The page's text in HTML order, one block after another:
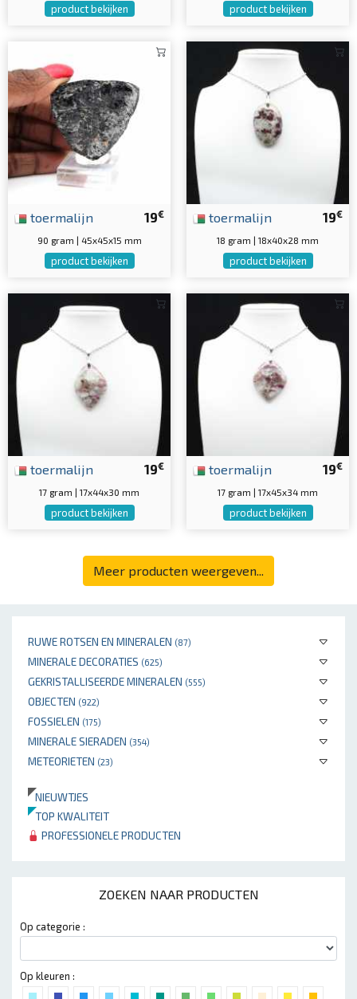
RUWE ROTSEN EN MINERALEN (87)
MINERALE DECORATIES (625)
GEKRISTALLISEERDE MINERALEN (555)
OBJECTEN (922)
FOSSIELEN (175)
MINERALE SIERADEN (354)
METEORIETEN (23)
NIEUWTJES
TOP KWALITEIT
PROFESSIONELE PRODUCTEN
ZOEKEN NAAR PRODUCTEN
Op categorie :
Op kleuren :
product bekijken product bekijken
19€
toermalijn
90 gram | 45x45x15 mm
product bekijken
19€
toermalijn
18 gram | 18x40x28 mm
product bekijken
19€
toermalijn
17 gram | 17x44x30 mm
product bekijken
19€
toermalijn
17 gram | 17x45x34 mm
product bekijken
Meer producten weergeven...